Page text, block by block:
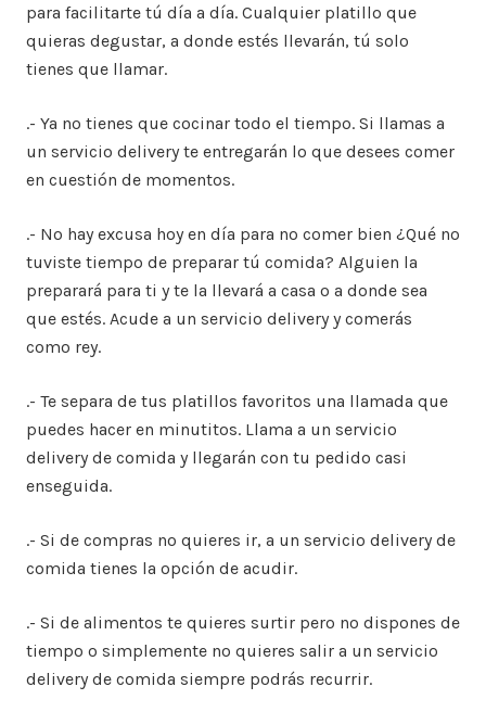
para facilitarte tú día a día. Cualquier platillo que
quieras degustar, a donde estés llevarán, tú solo
tienes que llamar.
.- Ya no tienes que cocinar todo el tiempo. Si llamas a
un servicio delivery te entregarán lo que desees comer
en cuestión de momentos.
.- No hay excusa hoy en día para no comer bien ¿Qué no
tuviste tiempo de preparar tú comida? Alguien la
preparará para ti y te la llevará a casa o a donde sea
que estés. Acude a un servicio delivery y comerás
como rey.
.- Te separa de tus platillos favoritos una llamada que
puedes hacer en minutitos. Llama a un servicio
delivery de comida y llegarán con tu pedido casi
enseguida.
.- Si de compras no quieres ir, a un servicio delivery de
comida tienes la opción de acudir.
.- Si de alimentos te quieres surtir pero no dispones de
tiempo o simplemente no quieres salir a un servicio
delivery de comida siempre podrás recurrir.